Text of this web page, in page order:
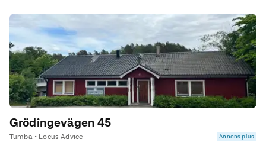
Grödingevägen 45
Tumba • Locus Advice Annons plus